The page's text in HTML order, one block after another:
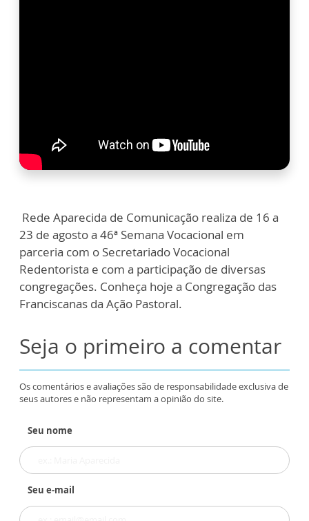
Rede Aparecida de Comunicação realiza de 16 a
23 de agosto a 46ª Semana Vocacional em
parceria com o Secretariado Vocacional
Redentorista e com a participação de diversas
congregações. Conheça hoje a Congregação das
Franciscanas da Ação Pastoral.
Seja o primeiro a comentar
Os comentários e avaliações são de responsabilidade exclusiva de
seus autores e não representam a opinião do site.
Seu nome
Seu e-mail